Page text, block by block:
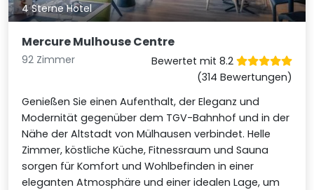
4 Sterne Hotel
Mercure Mulhouse Centre
92 Zimmer
Bewertet mit 8.2
(314 Bewertungen)
Genießen Sie einen Aufenthalt, der Eleganz und
Modernität gegenüber dem TGV-Bahnhof und in der
Nähe der Altstadt von Mülhausen verbindet. Helle
Zimmer, köstliche Küche, Fitnessraum und Sauna
sorgen für Komfort und Wohlbefinden in einer
eleganten Atmosphäre und einer idealen Lage, um